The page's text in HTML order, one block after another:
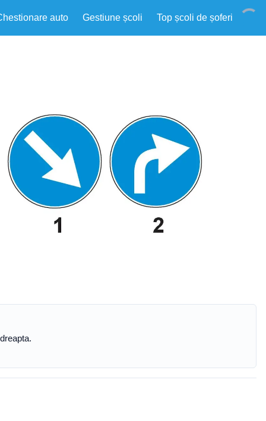
auto Gestiune școli Top școli de șoferi